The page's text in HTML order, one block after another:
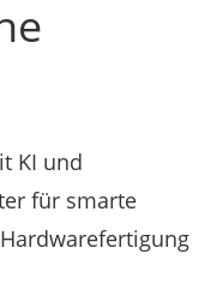
KI und
für smarte